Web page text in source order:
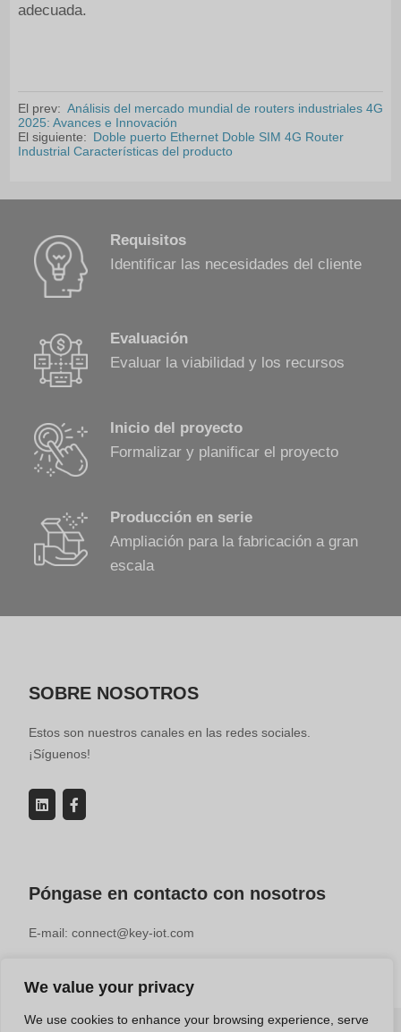
We value your privacy
We use cookies to enhance your browsing experience, serve
adecuada.
El prev: Análisis del mercado mundial de routers industriales 4G
2025: Avances e Innovación
El siguiente: Doble puerto Ethernet Doble SIM 4G Router
Industrial Características del producto
Requisitos
Identificar las necesidades del cliente
Evaluación
Evaluar la viabilidad y los recursos
Inicio del proyecto
Formalizar y planificar el proyecto
Producción en serie
Ampliación para la fabricación a gran
escala
SOBRE NOSOTROS
Estos son nuestros canales en las redes sociales.
¡Síguenos!
Póngase en contacto con nosotros
E-mail: connect@key-iot.com